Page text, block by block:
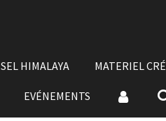
SEL HIMALAYA MATERIEL
EVÉNEMENTS